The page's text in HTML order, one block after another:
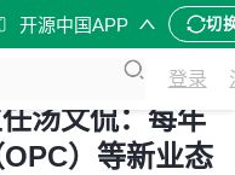
开源中国APP 切
登录
汤文侃：每年
）等新业态